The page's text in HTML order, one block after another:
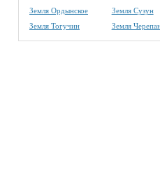
Земля Ордынское
Земля Сузун
Земля Тогучин
Земля